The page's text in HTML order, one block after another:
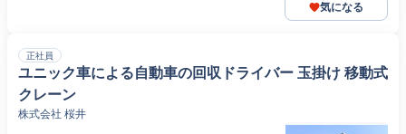
気になる
正社員
ユニック車による自動車の回収ドライバー 玉掛け 移動式
クレーン
株式会社 桜井